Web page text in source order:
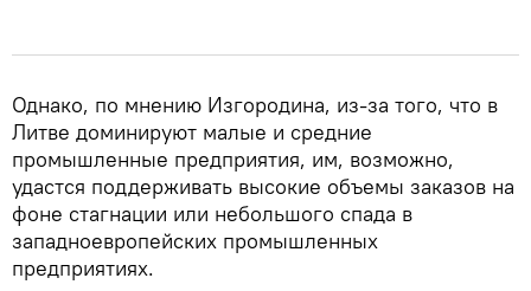
Однако, по мнению Изгородина, из-за того, что в
Литве доминируют малые и средние
промышленные предприятия, им, возможно,
удастся поддерживать высокие объемы заказов на
фоне стагнации или небольшого спада в
западноевропейских промышленных
предприятиях.